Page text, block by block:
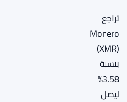
تراجع
Monero
(XMR)
بنسبة
3.58%
ليصل